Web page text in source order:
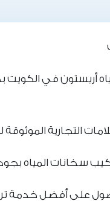
أريستون في الكويت
التجارية الموثوقة
سخانات المياه
الآن على 66139654